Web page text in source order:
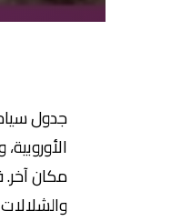
جدول
مكان آخر.